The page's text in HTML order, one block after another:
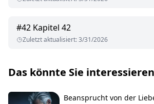
#42 Kapitel 42
Zuletzt aktualisiert:3/31/2026
Das könnte Sie interessieren
Beansprucht von der